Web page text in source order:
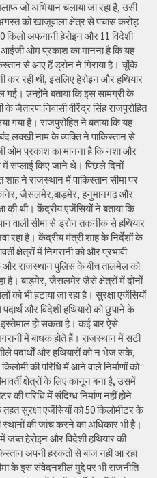
जो अभियान चलाया जा रहा है, उसी
को खाजूवाला क्षेत्र से पचास करोड़
किलो अफगानी हेरोइन और 11 विदेशी
ओम प्रकाश का मानना है कि यह
से आए हैं ड्रोन ने गिराया है। चूंकि
कर रही थी, इसलिए हेरोइन और हथियार
गई। उन्होंने बताया कि इस सामग्री के
के जैतारण निवासी वीरेंद्र सिंह राजपुरोहित
गया है। राजपुरोहित ने बताया कि यह
लक्खी नाम के व्यक्ति ने पाकिस्तान से
ओम प्रकाश का मानना है कि नशा और
में सप्लाई किए जाने थे। पिछले दिनों
ने राजस्थान में पाकिस्तान सीमा पर
जैसलमेर,बाड़मेर, हनुमानगढ़ और
की थी। केंद्रीय एजेंसियों ने बताया कि
वाली सीमा से ड्रोन तकनीक से हथियार
रहा है। केंद्रीय मंत्री शाह के निर्देशों के
क्षेत्रों में निगरानी को और प्रभावी
और राजस्थान पुलिस के बीच तालमेल को
है। बाड़मेर, जैसलमेर जैसे क्षेत्रों में दोनों
को भी हटाया जा रहा है। सुरक्षा एजेंसियों
और विदेशी हथियारों को छुपाने के
इस्तेमाल हो सकता है। कई बार ऐसे
में बाधक होते हैं। राजस्थान में सटी
पदार्थों और हथियारों को न भेज सके,
की परिधि में आने वाले निर्माणों को
क्षेत्रों के लिए कानून बना है, उसमें
की परिधि में संदिग्ध निर्माण नहीं होने
सुरक्षा एजेंसियों को 50 किलोमीटर के
की जांच करने का अधिकार भी है।
जब्त हेरोइन और विदेशी हथियार की
अपनी हरकतों से बाज नहीं आ रहा
के इस संवेदनशील मुद्दे पर भी राजनीति